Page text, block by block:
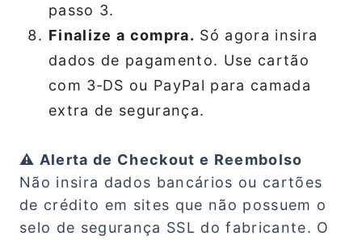
passo 3.
Finalize a compra. Só agora insira
dados de pagamento. Use cartão
com 3‑DS ou PayPal para camada
extra de segurança.
⚠️ Alerta de Checkout e Reembolso
Não insira dados bancários ou cartões
de crédito em sites que não possuem o
selo de segurança SSL do fabricante. O